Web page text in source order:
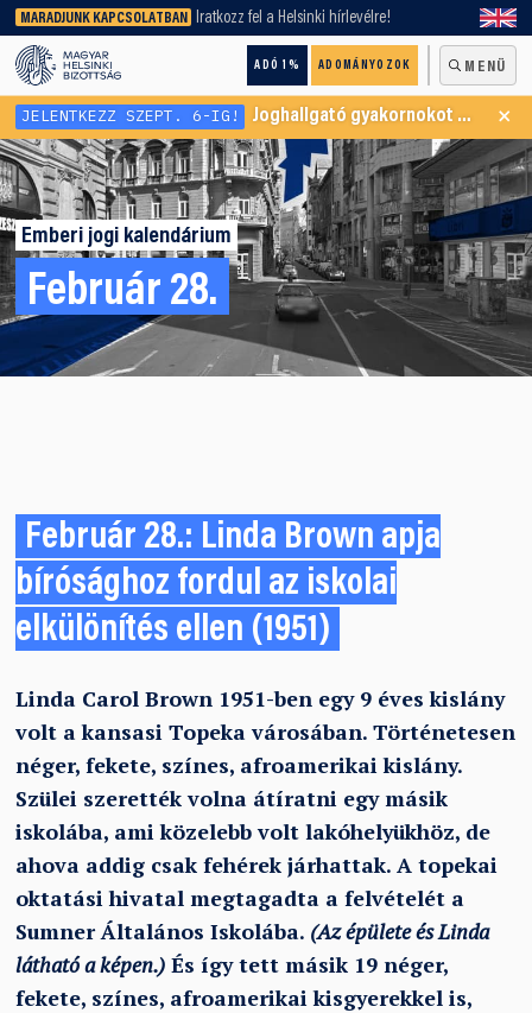
MARADJUNK KAPCSOLATBAN Iratkozz fel a Helsinki hírlevélre!
ADÓ 1% ADOMÁNYOZOK MENÜ
keresőnket!
JELENTKEZZ SZEPT. 6-IG! Joghallgató gyakornokot keresünk Menekültügyi Programunkba ×
Emberi jogi kalendárium
Február 28.
Február 28.: Linda Brown apja
bírósághoz fordul az iskolai
elkülönítés ellen (1951)
Linda Carol Brown 1951-ben egy 9 éves kislány
volt a kansasi Topeka városában. Történetesen
néger, fekete, színes, afroamerikai kislány.
Szülei szerették volna átíratni egy másik
iskolába, ami közelebb volt lakóhelyükhöz, de
ahova addig csak fehérek járhattak. A topekai
oktatási hivatal megtagadta a felvételét a
Sumner Általános Iskolába. (Az épülete és Linda
látható a képen.) És így tett másik 19 néger,
fekete, színes, afroamerikai kisgyerekkel is,